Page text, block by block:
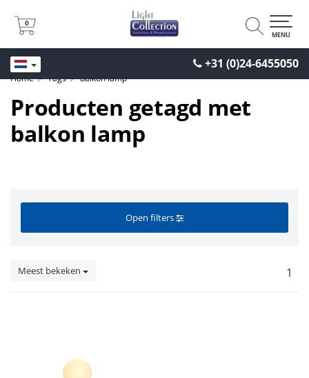
+31 (0)24-6455050
0
0
MENU
Home Tags balkon lamp
Producten getagd met
balkon lamp
Open filters
Meest bekeken 1